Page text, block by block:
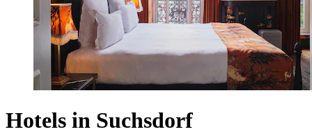
Hotels in Suchsdorf